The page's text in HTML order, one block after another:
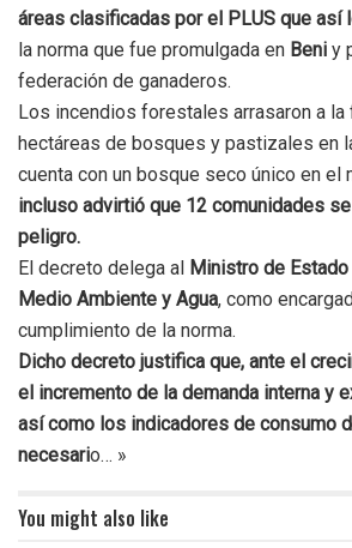
áreas clasificadas por el PLUS que así
la norma que fue promulgada en Beni y
federación de ganaderos.
Los incendios forestales arrasaron a la
hectáreas de bosques y pastizales en
cuenta con un bosque seco único en el
incluso advirtió que 12 comunidades
peligro.
El decreto delega al Ministro de Estado
Medio Ambiente y Agua, como
cumplimiento de la norma.
Dicho decreto justifica que, ante el
el incremento de la demanda interna y
así como los indicadores de consumo
necesario… »
You might also like